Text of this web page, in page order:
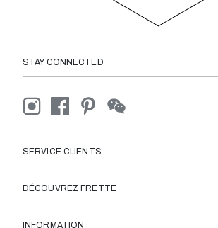
STAY CONNECTED
SERVICE CLIENTS
DÉCOUVREZ FRETTE
INFORMATION